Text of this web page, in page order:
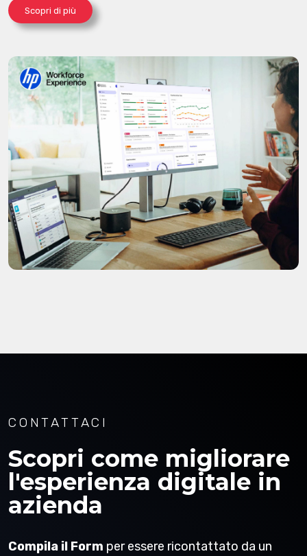
Scopri di più
CONTATTACI
Scopri come migliorare
l'esperienza digitale in
azienda
Compila il Form per essere ricontattato da un